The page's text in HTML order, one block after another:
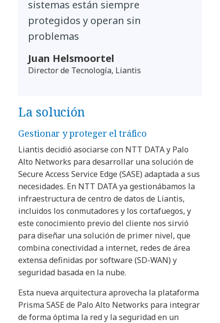
sistemas están siempre
protegidos y operan sin
problemas
Juan Helsmoortel
Director de Tecnología, Liantis
La solución
Gestionar y proteger el tráfico
Liantis decidió asociarse con NTT DATA y Palo
Alto Networks para desarrollar una solución de
Secure Access Service Edge (SASE) adaptada a sus
necesidades. En NTT DATA ya gestionábamos la
infraestructura de centro de datos de Liantis,
incluidos los conmutadores y los cortafuegos, y
este conocimiento previo del cliente nos sirvió
para diseñar una solución de primer nivel, que
combina conectividad a internet, redes de área
extensa definidas por software (SD-WAN) y
seguridad basada en la nube.
Esta nueva arquitectura aprovecha la plataforma
Prisma SASE de Palo Alto Networks para integrar
de forma óptima la red y la seguridad en un